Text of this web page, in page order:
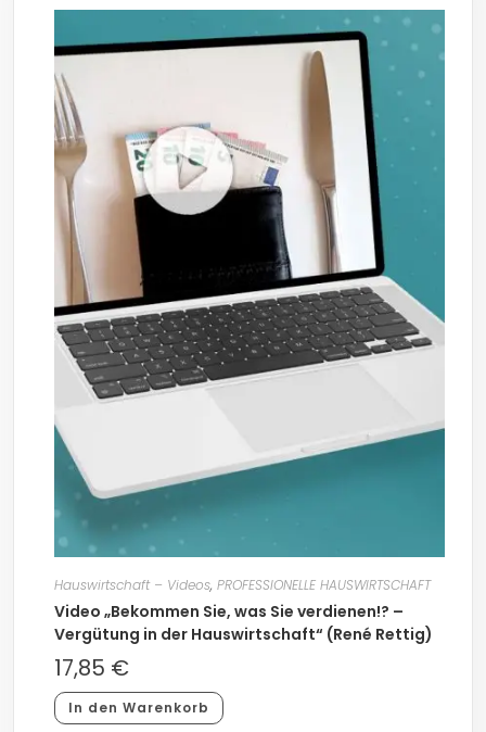
Hauswirtschaft – Videos, PROFESSIONELLE HAUSWIRTSCHAFT
Video „Bekommen Sie, was Sie verdienen!? –
Vergütung in der Hauswirtschaft“ (René Rettig)
17,85 €
In den Warenkorb